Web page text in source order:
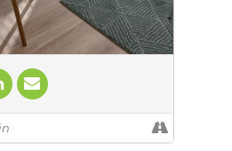
is in een
maximaal zeven
welkom om een vraag
ruimte voor 2
eigen opstelling doet en
als representant.